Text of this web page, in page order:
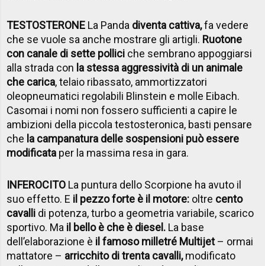
TESTOSTERONE La Panda diventa cattiva,fa vedere
che se vuole sa anche mostrare gli artigli. Ruotone
con canale di sette pollici che sembrano appoggiarsi
alla strada con la stessa aggressività di un animale
che carica, telaio ribassato, ammortizzatori
oleopneumatici regolabili Blinstein e molle Eibach.
Casomai i nomi non fossero sufficienti a capire le
ambizioni della piccola testosteronica, basti pensare
che la campanatura delle sospensioni può essere
modificata per la massima resa in gara.
INFEROCITO La puntura dello Scorpione ha avuto il
suo effetto. E il pezzo forte è il motore: oltre cento
cavalli di potenza, turbo a geometria variabile, scarico
sportivo. Ma il bello è che è diesel. La base
dell’elaborazione è il famoso milletré Multijet– ormai
mattatore – arricchito di trenta cavalli,modificato